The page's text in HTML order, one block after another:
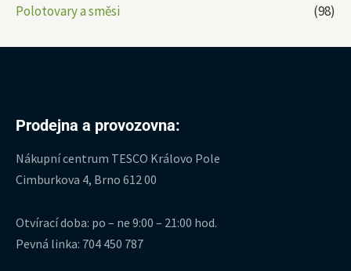
Polotovary a směsi
(98)
Prodejna a provozovna:
Nákupní centrum TESCO Královo Pole
Cimburkova 4, Brno 612 00
Otvírací doba: po – ne 9:00 – 21:00 hod.
Pevná linka: 704 450 787